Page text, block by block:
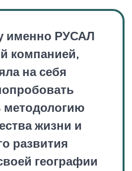
именно РУСАЛ
компанией,
на себя
методологию
жизни и
развития
географии